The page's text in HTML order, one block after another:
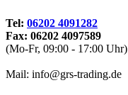
Tel: 06202 4091282
Fax: 06202 4097589
(Mo-Fr, 09:00 - 17:00 Uhr)
Mail: info@grs-trading.de